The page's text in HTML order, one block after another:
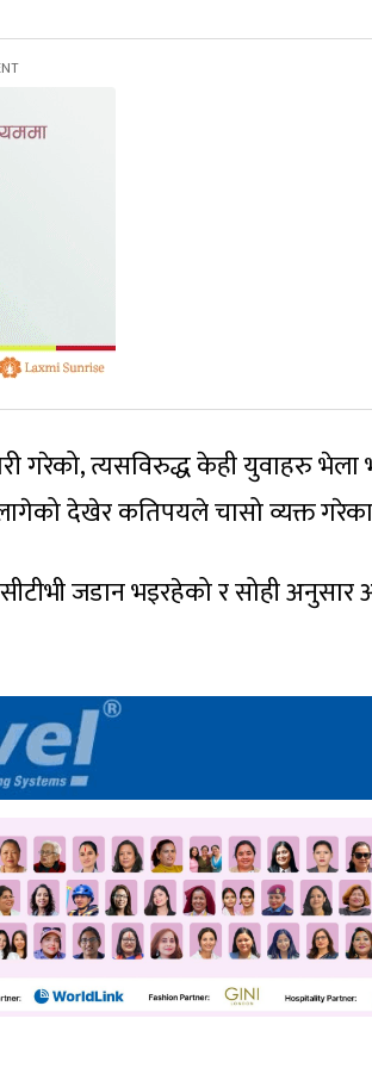
गरेको, त्यसविरुद्ध केही युवाहरु भेला
लागेको देखेर कतिपयले चासो व्यक्त
जडान भइरहेको र सोही